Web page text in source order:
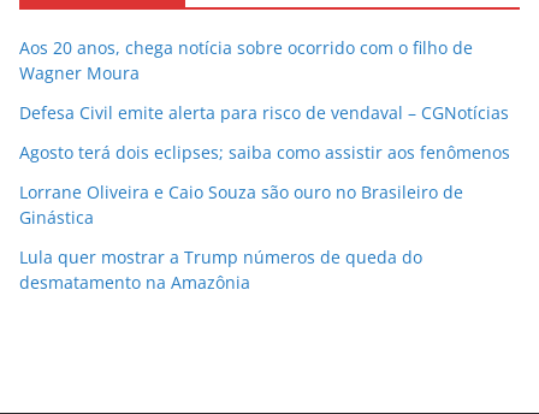
Aos 20 anos, chega notícia sobre ocorrido com o filho de
Wagner Moura
Defesa Civil emite alerta para risco de vendaval – CGNotícias
Agosto terá dois eclipses; saiba como assistir aos fenômenos
Lorrane Oliveira e Caio Souza são ouro no Brasileiro de
Ginástica
Lula quer mostrar a Trump números de queda do
desmatamento na Amazônia